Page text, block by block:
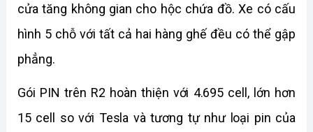
cửa tăng không gian cho hộc chứa đồ. Xe có cấu
hình 5 chỗ với tất cả hai hàng ghế đều có thể gập
phẳng.
Gói PIN trên R2 hoàn thiện với 4.695 cell, lớn hơn
15 cell so với Tesla và tương tự như loại pin của